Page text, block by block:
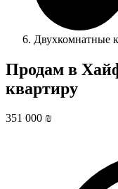
Двухкомнатные
Продам в
квартиру
351 000 ₪